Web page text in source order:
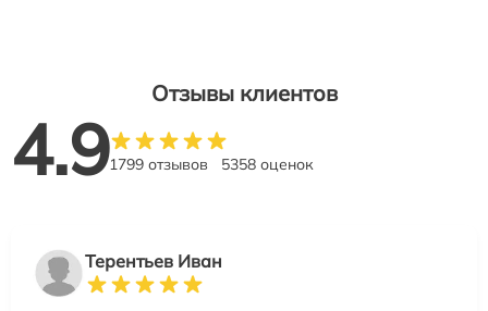
Отзывы клиентов
4.91799 отзывов 5358 оценок
Терентьев Иван